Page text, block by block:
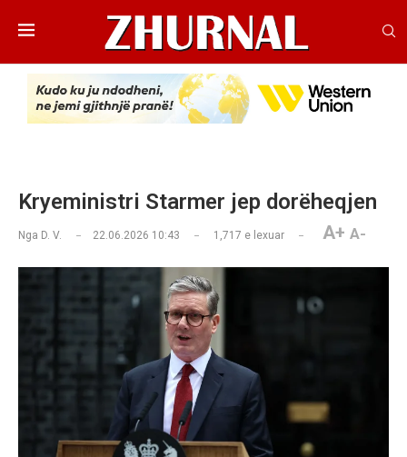
Kryeministri Starmer jep dorëheqjen
Nga D. V. 22.06.2026 10:43 1,717 e lexuar A+ A-